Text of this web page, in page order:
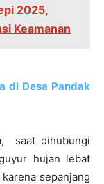
2025,
Keamanan
di Desa Pandak
saat dihubungi
hujan lebat
sepanjang